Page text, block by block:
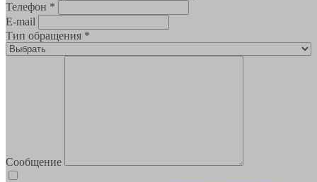
Телефон *
E-mail
Тип обращения *
Сообщение